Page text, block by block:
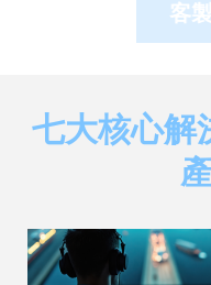
客
七大核心解